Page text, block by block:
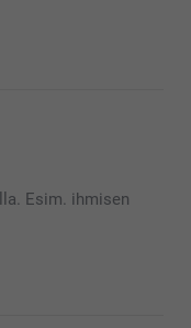
Esim. ihmisen